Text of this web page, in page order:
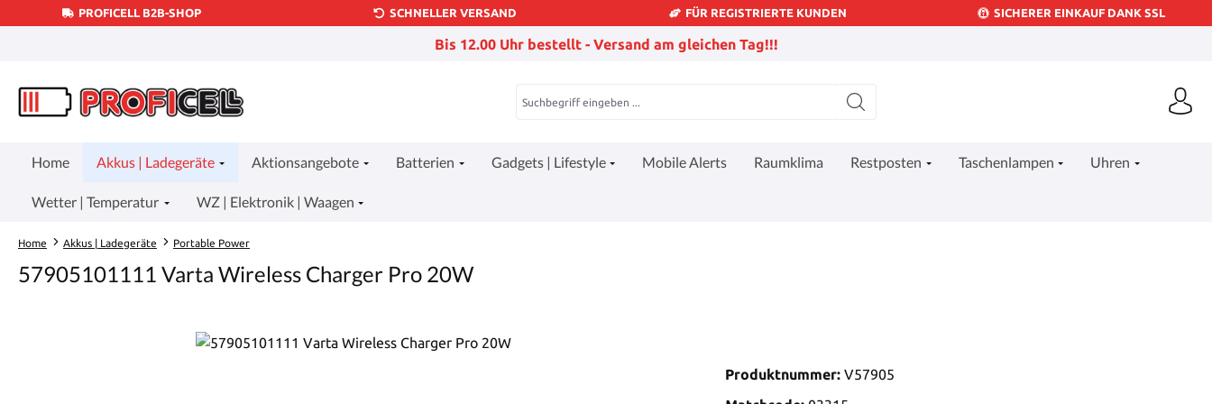
Hauptinhalt springen
Zur Suche springen
Zur Hauptnavigation springen
PROFICELL B2B-SHOP SCHNELLER VERSAND FÜR REGISTRIERTE KUNDEN SICHERER EINKAUF DANK SSL
Bis 12.00 Uhr bestellt - Versand am gleichen Tag!!!
Home Akkus | Ladegeräte Aktionsangebote Batterien Gadgets | Lifestyle Mobile Alerts Raumklima Restposten Taschenlampen Uhren
Wetter | Temperatur WZ | Elektronik | Waagen
Home Akkus | Ladegeräte Portable Power
57905101111 Varta Wireless Charger Pro 20W
Produktnummer: V57905